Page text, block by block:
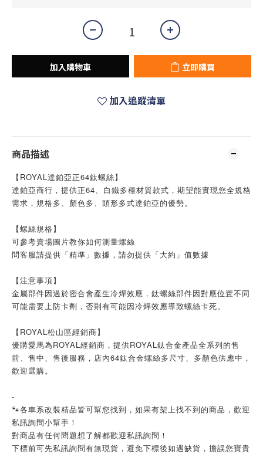
加入購物車 立即購買
加入追蹤清單
商品描述
【ROYAL達鉑亞正64鈦螺絲】
達鉑亞商行，提供正64、白鐵多種材質款式，期望能實現您全規格
需求，規格多、顏色多、頭形多式達鉑亞的優勢。
【螺絲規格】
可參考賣場圖片教你如何測量螺絲
問客服請提供「精準」數據，請勿提供「大約」值數據
【注意事項】
金屬部件因過於密合會產生冷焊效應，鈦螺絲部件因對應位置不同
可能需要上防卡劑，否則有可能因冷焊效應導致螺絲卡死。
【ROYAL松山區經銷商】
優購愛馬為ROYAL經銷商，提供ROYAL鈦合金產品全系列的售
前、售中、售後服務，店內64鈦合金螺絲多尺寸、多顏色供應中，
歡迎選購。
-
🐾各車系改裝精品皆可幫您找到，如果有架上找不到的商品，歡迎
私訊詢問小幫手！
對商品有任何問題想了解都歡迎私訊詢問！
下標前可先私訊詢問有無現貨，避免下標後如遇缺貨，擔誤您寶貴